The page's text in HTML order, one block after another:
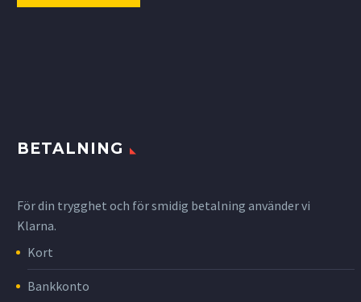
BETALNING
För din trygghet och för smidig betalning använder vi
Klarna.
Kort
Bankkonto